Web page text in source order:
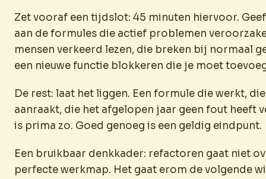
Zet vooraf een tijdslot: 45 minuten hiervoor.
aan de formules die actief problemen
mensen verkeerd lezen, die breken bij normaal
een nieuwe functie blokkeren die je moet
De rest: laat het liggen. Een formule die werkt,
aanraakt, die het afgelopen jaar geen fout heeft
is prima zo. Goed genoeg is een geldig eindpunt.
Een bruikbaar denkkader: refactoren gaat niet
perfecte werkmap. Het gaat erom de volgende